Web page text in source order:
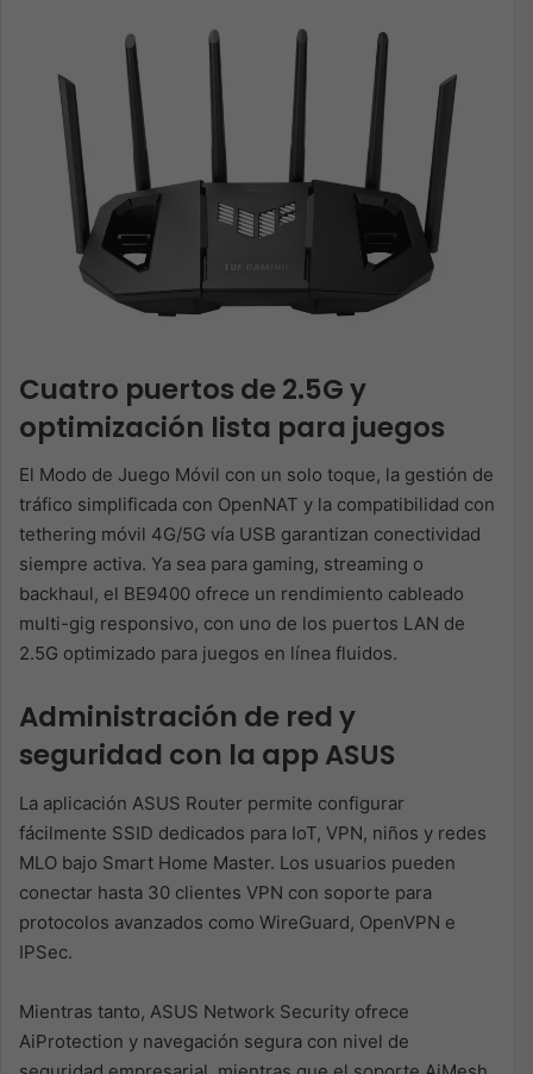
Cuatro puertos de 2.5G y
optimización lista para juegos
El Modo de Juego Móvil con un solo toque, la gestión de
tráfico simplificada con OpenNAT y la compatibilidad con
tethering móvil 4G/5G vía USB garantizan conectividad
siempre activa. Ya sea para gaming, streaming o
backhaul, el BE9400 ofrece un rendimiento cableado
multi-gig responsivo, con uno de los puertos LAN de
2.5G optimizado para juegos en línea fluidos.
Administración de red y
seguridad con la app ASUS
La aplicación ASUS Router permite configurar
fácilmente SSID dedicados para IoT, VPN, niños y redes
MLO bajo Smart Home Master. Los usuarios pueden
conectar hasta 30 clientes VPN con soporte para
protocolos avanzados como WireGuard, OpenVPN e
IPSec.
Mientras tanto, ASUS Network Security ofrece
AiProtection y navegación segura con nivel de